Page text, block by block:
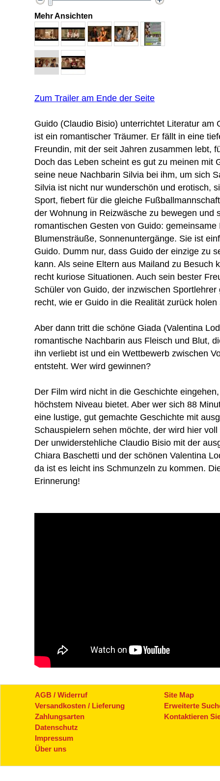
Mehr Ansichten
Zum Trailer am Ende der Seite
Guido (Claudio Bisio) unterrichtet Literatur am
ist ein romantischer Träumer. Er fällt in eine
Freundin, mit der seit Jahren zusammen lebt,
Doch das Leben scheint es gut zu meinen mit
seine neue Nachbarin Silvia bei ihm, um sich
Silvia ist nicht nur wunderschön und erotisch,
Sport, fiebert für die gleiche
der Wohnung in Reizwäsche zu bewegen und
romantischen Gesten von Guido: gemeinsame
Blumensträuße, Sonnenuntergänge. Sie ist
Guido. Dumm nur, dass Guido der einzige zu
kann. Als seine Eltern aus Mailand zu Besuch
recht kuriose Situationen. Auch sein bester
Schüler von Guido, der inzwischen
recht, wie er Guido in die Realität zurück holen
Aber dann tritt die schöne Giada (Valentina
romantische Nachbarin aus Fleisch und Blut,
ihn verliebt ist und ein Wettbewerb zwischen
entsteht. Wer wird gewinnen?
Der Film wird nicht in die Geschichte
höchstem Niveau bietet. Aber wer sich 88
eine lustige, gut gemachte Geschichte mit
Schauspielern sehen möchte, der wird hier
Der unwiderstehliche Claudio Bisio mit der
Chiara Baschetti und der schönen Valentina
da ist es leicht ins Schmunzeln zu kommen.
Erinnerung!
AGB / Widerruf
Versandkosten / Lieferung
Zahlungsarten
Datenschutz
Impressum
Über uns
Site Map
Erweiterte
Kontaktieren